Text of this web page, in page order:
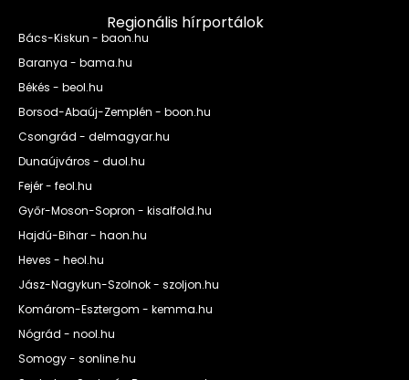
Regionális hírportálok
Bács-Kiskun - baon.hu
Baranya - bama.hu
Békés - beol.hu
Borsod-Abaúj-Zemplén - boon.hu
Csongrád - delmagyar.hu
Dunaújváros - duol.hu
Fejér - feol.hu
Győr-Moson-Sopron - kisalfold.hu
Hajdú-Bihar - haon.hu
Heves - heol.hu
Jász-Nagykun-Szolnok - szoljon.hu
Komárom-Esztergom - kemma.hu
Nógrád - nool.hu
Somogy - sonline.hu